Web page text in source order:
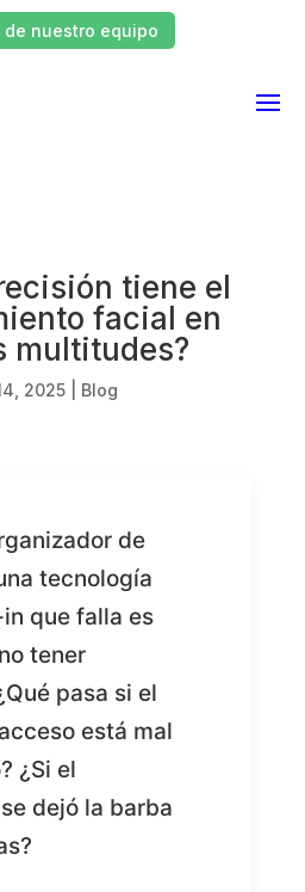
de nuestro equipo
tiene el
facial en
multitudes?
2025 Blog
de
tecnología
que falla es
tener
pasa si el
está mal
¿Si el
dejó la barba